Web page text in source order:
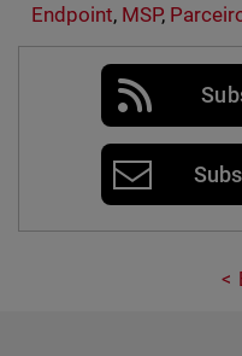
Endpoint, MSP,